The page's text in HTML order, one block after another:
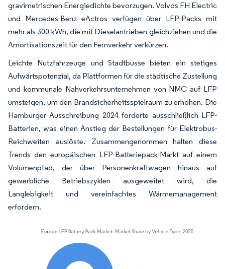
gravimetrischen Energiedichte bevorzugen. Volvos FH Electric
und Mercedes-Benz eActros verfügen über LFP-Packs mit
mehr als 300 kWh, die mit Dieselantrieben gleichziehen und die
Amortisationszeit für den Fernverkehr verkürzen.
Leichte Nutzfahrzeuge und Stadtbusse bieten ein stetiges
Aufwärtspotenzial, da Plattformen für die städtische Zustellung
und kommunale Nahverkehrsunternehmen von NMC auf LFP
umsteigen, um den Brandsicherheitsspielraum zu erhöhen. Die
Hamburger Ausschreibung 2024 forderte ausschließlich LFP-
Batterien, was einen Anstieg der Bestellungen für Elektrobus-
Reichweiten auslöste. Zusammengenommen halten diese
Trends den europäischen LFP-Batteriepack-Markt auf einem
Volumenpfad, der über Personenkraftwagen hinaus auf
gewerbliche Betriebszyklen ausgeweitet wird, die
Langlebigkeit und vereinfachtes Wärmemanagement
erfordern.